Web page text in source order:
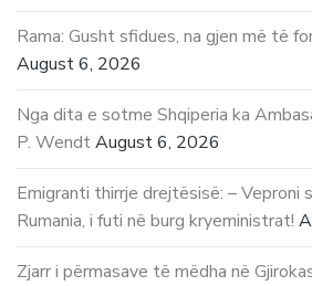
Rama: Gusht sfidues, na gjen më të
August 6, 2026
Nga dita e sotme Shqiperia ka
P. WendtAugust 6, 2026
Emigranti thirrje drejtësisë: – Veproni
Rumania, i futi në burg kryeministrat!
Zjarr i përmasave të mëdha në